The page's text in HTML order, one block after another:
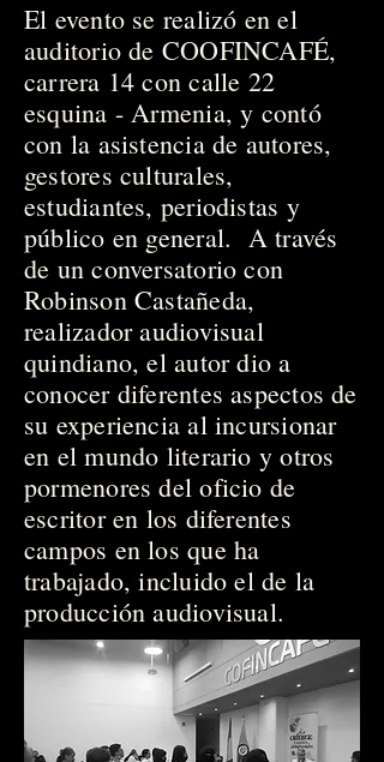
El evento se realizó en el
auditorio de COOFINCAFÉ,
carrera 14 con calle 22
esquina - Armenia, y contó
con la asistencia de autores,
gestores culturales,
estudiantes, periodistas y
público en general. A través
de un conversatorio con
Robinson Castañeda,
realizador audiovisual
quindiano, el autor dio a
conocer diferentes aspectos de
su experiencia al incursionar
en el mundo literario y otros
pormenores del oficio de
escritor en los diferentes
campos en los que ha
trabajado, incluido el de la
producción audiovisual.